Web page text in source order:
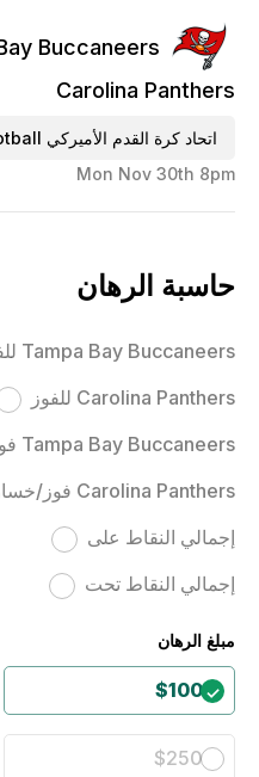
Buccaneers -
Carolina Panthers
اتحاد كرة القدم الأميركي American Football
Mon Nov 30th 8pm
حاسبة الرهان
Tampa Bay Buccaneers للفوز
Carolina Panthers للفوز
Tampa Bay Buccaneers فوز/خسارة مع إعاقة
Carolina Panthers فوز/خسارة مع إعاقة
إجمالي النقاط على
إجمالي النقاط تحت
مبلغ الرهان
$100
$250